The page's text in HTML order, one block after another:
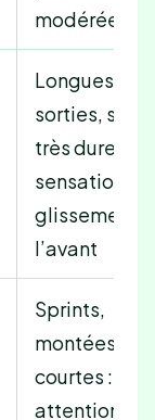
modérée
Longues
sorties, selle
très dure,
sensation de
glissement
l’avant
Sprints,
montées
courtes :
attention aux